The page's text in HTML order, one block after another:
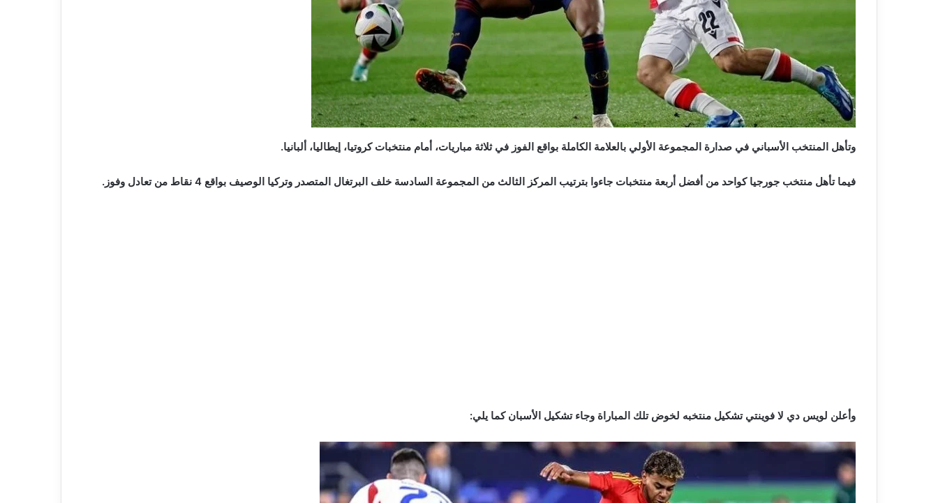
وتأهل المنتخب الأسباني في صدارة المجموعة الأولي بالعلامة الكاملة بواقع الفوز في ثلاثة مباريات، أمام منتخبات كروتيا، إيطاليا، ألبانيا.
فيما تأهل منتخب جورجيا كواحد من أفضل أربعة منتخبات جاءوا بترتيب المركز الثالث من المجموعة السادسة خلف البرتغال المتصدر وتركيا الوصيف بواقع 4 نقاط من تعادل وفوز.
وأعلن لويس دي لا فوينتي تشكيل منتخبه لخوض تلك المباراة وجاء تشكيل الأسبان كما يلي: